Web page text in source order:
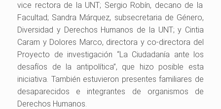
vice rectora de la UNT; Sergio Robín, decano de la
Facultad; Sandra Márquez, subsecretaria de Género,
Diversidad y Derechos Humanos de la UNT; y Cintia
Caram y Dolores Marco, directora y co-directora del
Proyecto de investigación “La Ciudadanía ante los
desafíos de la antipolítica”, que hizo posible esta
iniciativa. También estuvieron presentes familiares de
desaparecidos e integrantes de organismos de
Derechos Humanos.